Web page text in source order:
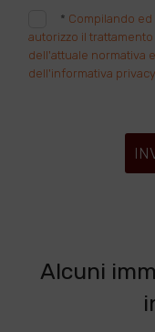
* Compilando
autorizzo il
dell'attuale normativa
dell'informativa
Alcuni